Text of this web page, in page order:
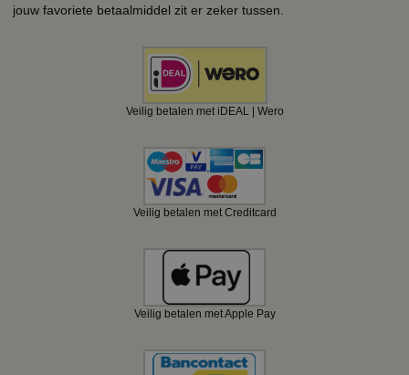
jouw favoriete betaalmiddel zit er zeker tussen.
Veilig betalen met iDEAL | Wero
Veilig betalen met Creditcard
Veilig betalen met Apple Pay